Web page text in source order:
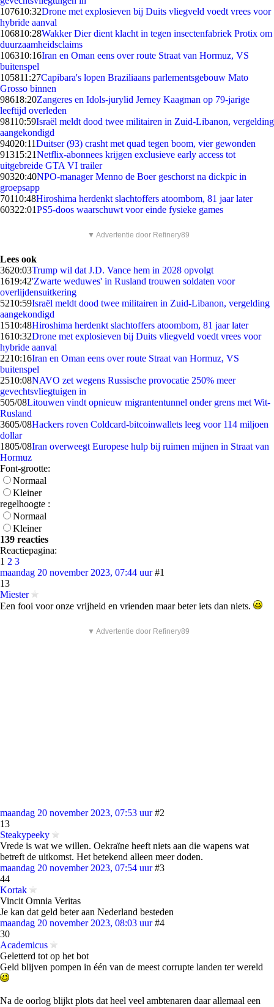
107610:32Drone met explosieven bij Duits vliegveld voedt vrees voor
hybride aanval
106810:28Wakker Dier dient klacht in tegen insectenfabriek Protix om
duurzaamheidsclaims
106310:16Iran en Oman eens over route Straat van Hormuz, VS
buitenspel
105811:27Capibara's lopen Braziliaans parlementsgebouw Mato
Grosso binnen
98618:20Zangeres en Idols-jurylid Jerney Kaagman op 79-jarige
leeftijd overleden
98110:59Israël meldt dood twee militairen in Zuid-Libanon, vergelding
aangekondigd
94020:11Duitser (93) crasht met quad tegen boom, vier gewonden
91315:21Netflix-abonnees krijgen exclusieve early access tot
uitgebreide GTA VI trailer
90320:40NPO-manager Menno de Boer geschorst na dickpic in
groepsapp
70110:48Hiroshima herdenkt slachtoffers atoombom, 81 jaar later
60322:01PS5-doos waarschuwt voor einde fysieke games
▼ Advertentie door Refinery89
Lees ook
3620:03Trump wil dat J.D. Vance hem in 2028 opvolgt
1619:42'Zwarte weduwes' in Rusland trouwen soldaten voor
overlijdensuitkering
5210:59Israël meldt dood twee militairen in Zuid-Libanon, vergelding
aangekondigd
1510:48Hiroshima herdenkt slachtoffers atoombom, 81 jaar later
1610:32Drone met explosieven bij Duits vliegveld voedt vrees voor
hybride aanval
2210:16Iran en Oman eens over route Straat van Hormuz, VS
buitenspel
2510:08NAVO zet wegens Russische provocatie 250% meer
gevechtsvliegtuigen in
505/08Litouwen vindt opnieuw migrantentunnel onder grens met Wit-
Rusland
3605/08Hackers roven Coldcard-bitcoinwallets leeg voor 114 miljoen
dollar
1805/08Iran overweegt Europese hulp bij ruimen mijnen in Straat van
Hormuz
Font-grootte:
Normaal
Kleiner
regelhoogte :
Normaal
Kleiner
139 reacties
Reactiepagina:
1 2 3
maandag 20 november 2023, 07:44 uur #1
13
Miester
Een fooi voor onze vrijheid en vrienden maar beter iets dan niets.
▼ Advertentie door Refinery89
maandag 20 november 2023, 07:53 uur #2
13
Steakypeeky
Vrede is wat we willen. Oekraïne heeft niets aan die wapens wat
betreft de uitkomst. Het betekend alleen meer doden.
maandag 20 november 2023, 07:54 uur #3
44
Kortak
Vincit Omnia Veritas
Je kan dat geld beter aan Nederland besteden
maandag 20 november 2023, 08:03 uur #4
30
Academicus
Geletterd tot op het bot
Geld blijven pompen in één van de meest corrupte landen ter wereld
Na de oorlog blijkt plots dat heel veel ambtenaren daar allemaal een